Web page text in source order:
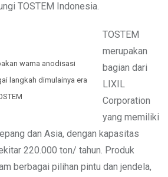
TOSTEM Indonesia.
warna anodisasi
langkah dimulainya era
TOSTEM
merupakan
bagian dari
LIXIL
Corporation
yang memiliki
dan Asia, dengan kapasitas
220.000 ton/ tahun. Produk
berbagai pilihan pintu dan jendela,